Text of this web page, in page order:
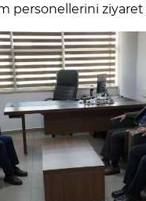
personellerini